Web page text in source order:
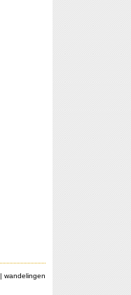
| wandelingen